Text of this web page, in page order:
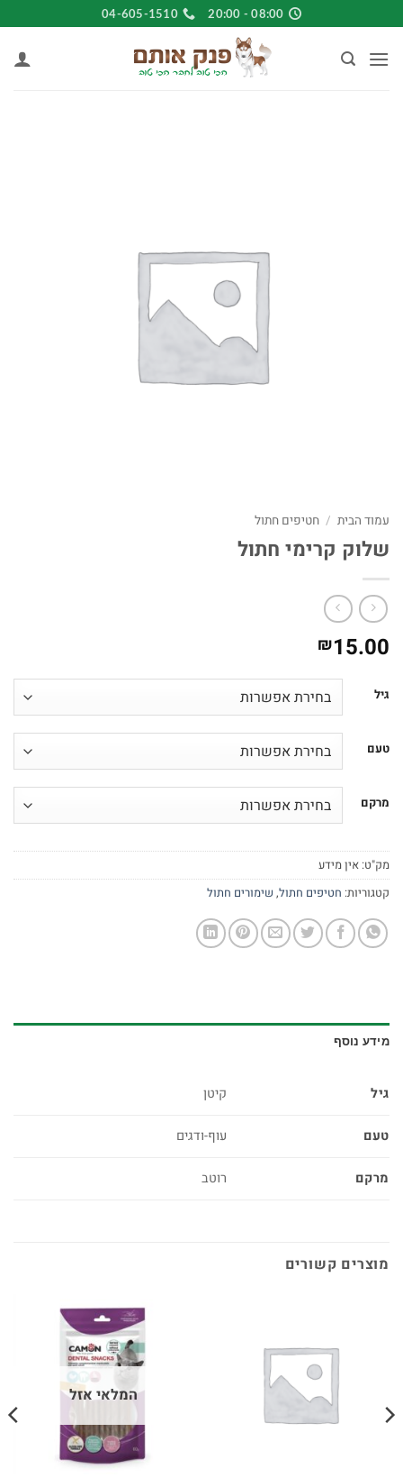
to
content
08:00 - 20:00
04-605-1510
עמוד הבית / חטיפים חתול
שלוק קרימי חתול
₪15.00
גיל
טעם
מרקם
מק"ט: אין מידע
קטגוריות: חטיפים חתול, שימורים חתול
מידע נוסף
גיל קיטן
טעם עוף-ודגים
מרקם רוטב
מוצרים קשורים
המלאי אזל